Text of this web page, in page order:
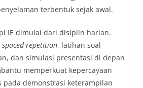
terbentuk sejak awal.
IE dimulai dari disiplin harian.
spaced repetition, latihan soal
dan simulasi presentasi di depan
memperkuat kepercayaan
pada demonstrasi keterampilan